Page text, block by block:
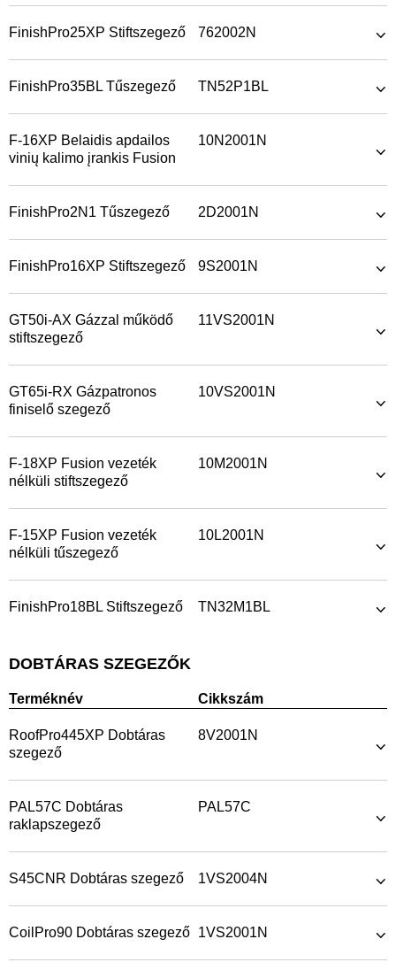
FinishPro25XP Stiftszegező 762002N
FinishPro35BL Tűszegező TN52P1BL
F-16XP Belaidis apdailos
vinių kalimo įrankis Fusion
10N2001N
FinishPro2N1 Tűszegező 2D2001N
FinishPro16XP Stiftszegező 9S2001N
GT50i-AX Gázzal működő
stiftszegező
11VS2001N
GT65i-RX Gázpatronos
finiselő szegező
10VS2001N
F-18XP Fusion vezeték
nélküli stiftszegező
10M2001N
F-15XP Fusion vezeték
nélküli tűszegező
10L2001N
FinishPro18BL Stiftszegező TN32M1BL
DOBTÁRAS SZEGEZŐK
Terméknév Cikkszám
RoofPro445XP Dobtáras
szegező
8V2001N
PAL57C Dobtáras
raklapszegező
PAL57C
S45CNR Dobtáras szegező 1VS2004N
CoilPro90 Dobtáras szegező 1VS2001N